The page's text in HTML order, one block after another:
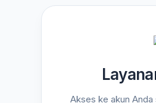
Akses ke akun